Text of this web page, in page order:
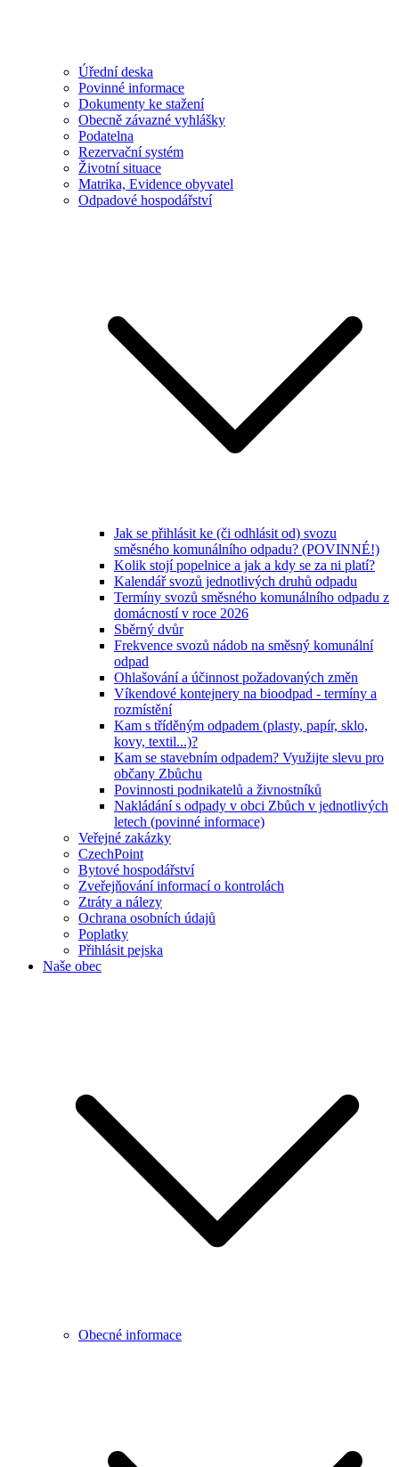
Úřední deska
Povinné informace
Dokumenty ke stažení
Obecně závazné vyhlášky
Podatelna
Rezervační systém
Životní situace
Matrika, Evidence obyvatel
Odpadové hospodářství
Jak se přihlásit ke (či odhlásit od) svozu
směsného komunálního odpadu? (POVINNÉ!)
Kolik stojí popelnice a jak a kdy se za ni platí?
Kalendář svozů jednotlivých druhů odpadu
Termíny svozů směsného komunálního odpadu z
domácností v roce 2026
Sběrný dvůr
Frekvence svozů nádob na směsný komunální
odpad
Ohlašování a účinnost požadovaných změn
Víkendové kontejnery na bioodpad - termíny a
rozmístění
Kam s tříděným odpadem (plasty, papír, sklo,
kovy, textil...)?
Kam se stavebním odpadem? Využijte slevu pro
občany Zbůchu
Povinnosti podnikatelů a živnostníků
Nakládání s odpady v obci Zbůch v jednotlivých
letech (povinné informace)
Veřejné zakázky
CzechPoint
Bytové hospodářství
Zveřejňování informací o kontrolách
Ztráty a nálezy
Ochrana osobních údajů
Poplatky
Přihlásit pejska
Naše obec
Obecné informace